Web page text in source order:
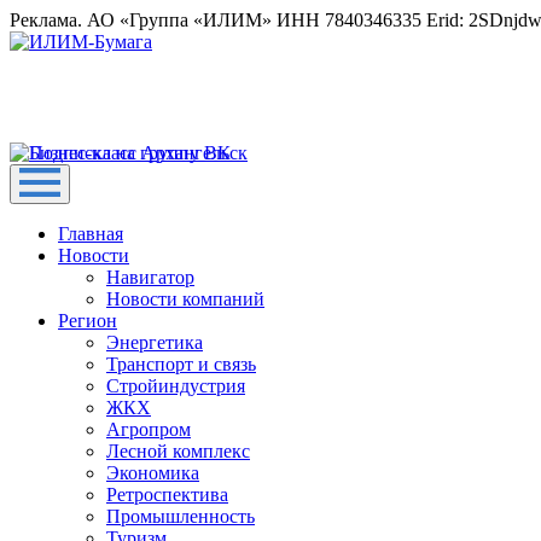
Реклама. АО «Группа «ИЛИМ» ИНН 7840346335 Erid:
Главная
Новости
Навигатор
Новости компаний
Регион
Энергетика
Транспорт и связь
Стройиндустрия
ЖКХ
Агропром
Лесной комплекс
Экономика
Ретроспектива
Промышленность